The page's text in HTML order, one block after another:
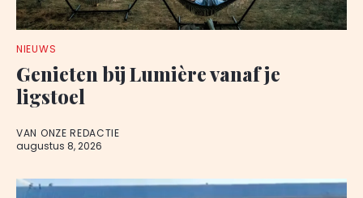
NIEUWS
Genieten bij Lumière vanaf je
ligstoel
VAN ONZE REDACTIE
augustus 8, 2026